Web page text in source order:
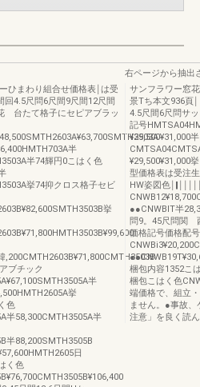
ひまわり組合せ価格表￨は受
回4.5尺問6尺間9尺間12尺間
たて格子にセピアブラッ
半
半74輝円0こはく色
挙74抑クロス格子セビ
挙
,200CMTH2603B¥71,800CMTH3503B
ブチック
半
挙
色
半58,300CMTH3505A半
半88,200SMTH3505B
日
く色
右ページから抽出
サンフラワー窓
景Tち本文936頁
4.5尺間6尺問サ
記号
¥29,500¥31,000
¥29,500¥31,000
型価格表は受注
HW姿図色￨‖￨￨￨
●●CNWBIT半
問9。45尺問関
価格記号価格配
梱包内容1352こ
梱包こはく色
端価格で、組立
ません。●事故
注意」を良く読